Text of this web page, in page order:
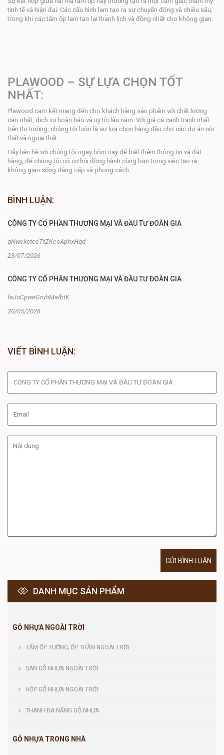
tinh tế và hiện đại. Các cấu hình lam tạo ra sự chuyển động và chiều sâu,
trong khi các tấm ốp lam tạo lại thanh lịch và đồng nhất cho không gian.
PLAWOOD – SỰ LỰA CHỌN TỐT
NHẤT:
Plawood cam kết mang đến cho khách hàng sản phẩm với chất lượng
cao nhất, dịch vụ hoàn hảo và uy tín lâu năm. Với giá cả cạnh tranh nhất
trên thị trường, chúng tôi luôn là sự lựa chọn hàng đầu cho các dự án nội
thất và ngoại thất.
Hãy liên hệ với chúng tôi ngay hôm nay để biết thêm thông tin và đặt
hàng, để chúng tôi có cơ hội đồng hành cùng bạn trong việc tạo ra
không gian sống đẳng cấp và phong cách.
BÌNH LUẬN:
CÔNG TY CỔ PHẦN THƯƠNG MẠI VÀ ĐẦU TƯ ĐOÀN GIA
qNweketceTtZKcoAphxHqd
23/07/2026
CÔNG TY CỔ PHẦN THƯƠNG MẠI VÀ ĐẦU TƯ ĐOÀN GIA
faJoCpweGruhMafbtK
20/05/2026
VIẾT BÌNH LUẬN:
GỬI BÌNH LUẬN
DANH MỤC SẢN PHẨM
GỖ NHỰA NGOÀI TRỜI
TẤM ỐP TƯỜNG; ỐP TRẦN NGOÀI TRỜI
SÀN GỖ NHỰA NGOÀI TRỜI
HỘP GỖ NHỰA NGOÀI TRỜI
THANH ĐA NĂNG GỖ NHỰA
GỖ NHỰA TRONG NHÀ